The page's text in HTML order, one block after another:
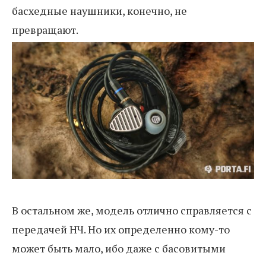
басхедные наушники, конечно, не
превращают.
В остальном же, модель отлично справляется с
передачей НЧ. Но их определенно кому-то
может быть мало, ибо даже с басовитыми